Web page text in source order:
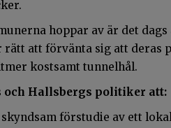
hoppar av är det
rätt att förvänta sig att deras
kostsamt tunnelhål.
Hallsbergs politiker att:
förstudie av ett